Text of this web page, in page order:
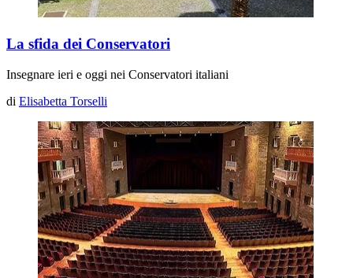
La sfida dei Conservatori
Insegnare ieri e oggi nei Conservatori italiani
di Elisabetta Torselli